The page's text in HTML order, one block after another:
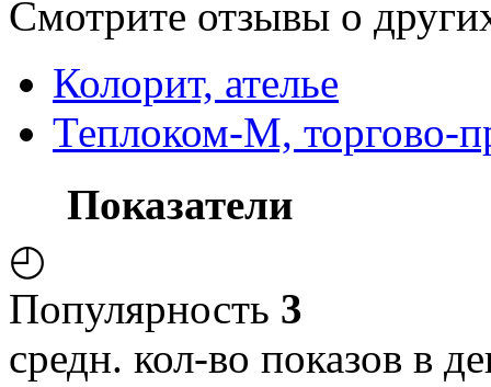
Смотрите отзывы о
Колорит, ателье
Теплоком-М, торгово-
Показатели
◴
Популярность 3
средн. кол-во показов в